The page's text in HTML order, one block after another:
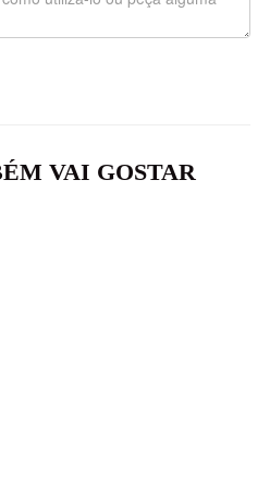
VAI GOSTAR